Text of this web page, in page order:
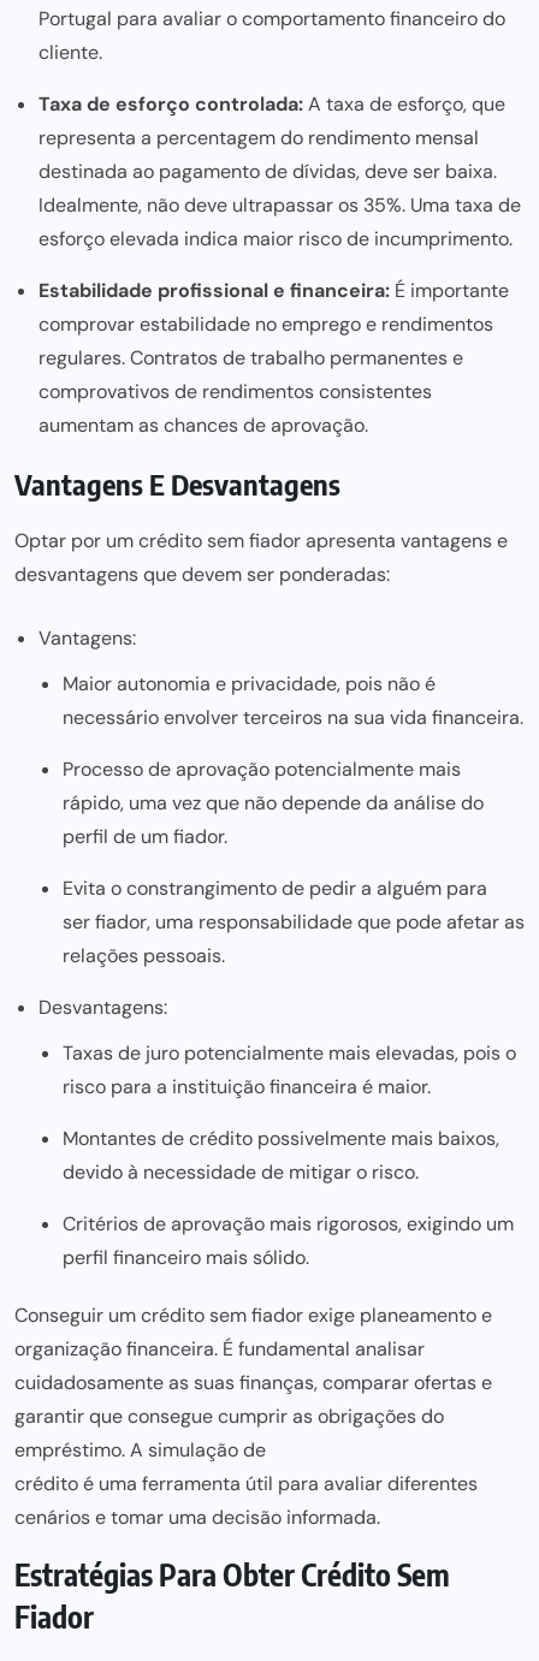
Portugal para avaliar o comportamento financeiro do
cliente.
Taxa de esforço controlada:A taxa de esforço, que
representa a percentagem do rendimento mensal
destinada ao pagamento de dívidas, deve ser baixa.
Idealmente, não deve ultrapassar os 35%. Uma taxa de
esforço elevada indica maior risco de incumprimento.
Estabilidade profissional e financeira: É importante
comprovar estabilidade no emprego e rendimentos
regulares. Contratos de trabalho permanentes e
comprovativos de rendimentos consistentes
aumentam as chances de aprovação.
Vantagens E Desvantagens
Optar por um crédito sem fiador apresenta vantagens e
desvantagens que devem ser ponderadas:
Vantagens:
Maior autonomia e privacidade, pois não é
necessário envolver terceiros na sua vida financeira.
Processo de aprovação potencialmente mais
rápido, uma vez que não depende da análise do
perfil de um fiador.
Evita o constrangimento de pedir a alguém para
ser fiador, uma responsabilidade que pode afetar as
relações pessoais.
Desvantagens:
Taxas de juro potencialmente mais elevadas, pois o
risco para a instituição financeira é maior.
Montantes de crédito possivelmente mais baixos,
devido à necessidade de mitigar o risco.
Critérios de aprovação mais rigorosos, exigindo um
perfil financeiro mais sólido.
Conseguir um crédito sem fiador exige planeamento e
organização financeira. É fundamental analisar
cuidadosamente as suas finanças, comparar ofertas e
garantir que consegue cumprir as obrigações do
empréstimo. A simulação de
crédito é uma ferramenta útil para avaliar diferentes
cenários e tomar uma decisão informada.
Estratégias Para Obter Crédito Sem
Fiador